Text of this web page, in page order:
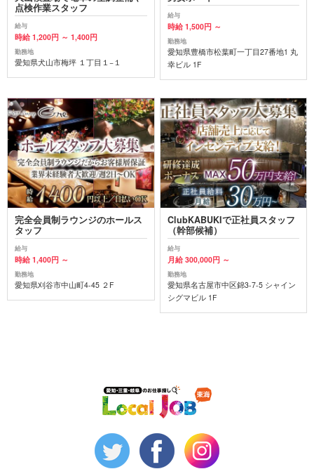
点検作業スタッフ
給与
時給 1,200円 ～ 1,400円
勤務地
愛知県犬山市梅坪 １丁目１−１
給与
時給 1,500円 ～
勤務地
愛知県豊橋市松葉町一丁目27番地1 丸
幸ビル 1F
完全会員制ラウンジのホールス
タッフ
給与
時給 1,400円 ～
勤務地
愛知県刈谷市中山町4-45 ２F
ClubKABUKIで正社員スタッフ
（幹部候補）
給与
月給 300,000円 ～
勤務地
愛知県名古屋市中区錦3-7-5 シャイン
シグマビル 1F